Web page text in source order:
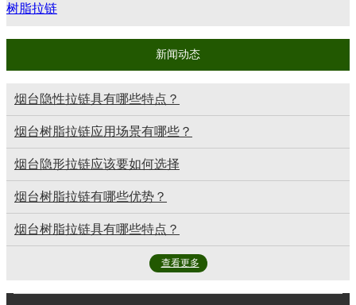
树脂拉链
新闻动态
烟台隐性拉链具有哪些特点？
烟台树脂拉链应用场景有哪些？
烟台隐形拉链应该要如何选择
烟台树脂拉链有哪些优势？
烟台树脂拉链具有哪些特点？
查看更多